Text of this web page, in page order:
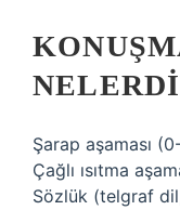
Şarap aşaması
Çağlı ısıtma
Sözlük (telgraf